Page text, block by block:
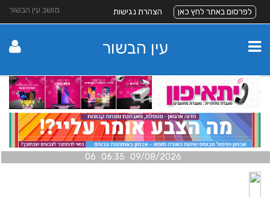
מושב עין הבשור לפרסום באתר לחץ כאן הצהרת נגישות
עין הבשור
09/08/2026 06:35 06